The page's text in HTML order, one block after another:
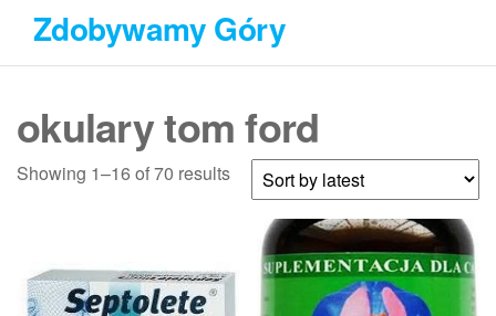
Przejdź
treści
Zdobywamy Góry
okulary tom ford
Showing 1–16 of 70 results